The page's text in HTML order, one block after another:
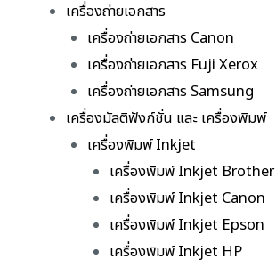
เครื่องถ่ายเอกสาร
เครื่องถ่ายเอกสาร Canon
เครื่องถ่ายเอกสาร Fuji Xerox
เครื่องถ่ายเอกสาร Samsung
เครื่องมัลติฟังก์ชั่น และ เครื่องพิมพ์
เครื่องพิมพ์ Inkjet
เครื่องพิมพ์ Inkjet Brother
เครื่องพิมพ์ Inkjet Canon
เครื่องพิมพ์ Inkjet Epson
เครื่องพิมพ์ Inkjet HP